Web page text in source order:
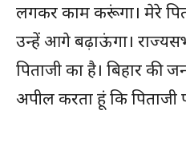
लगकर काम करूंगा। मेरे
उन्हें आगे बढ़ाऊंगा।
पिताजी का है। बिहार
अपील करता हूं कि पिताजी